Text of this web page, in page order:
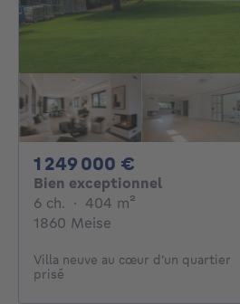
1 249 000 €
Bien exceptionnel
6 ch. 6 chambres
· 404 m²
1860 Meise
Villa neuve au cœur d’un quartier
prisé